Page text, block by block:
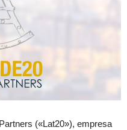
(«Lat20»), empresa